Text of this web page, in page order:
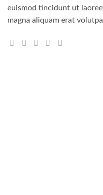
euismod tincidunt ut
magna aliquam erat